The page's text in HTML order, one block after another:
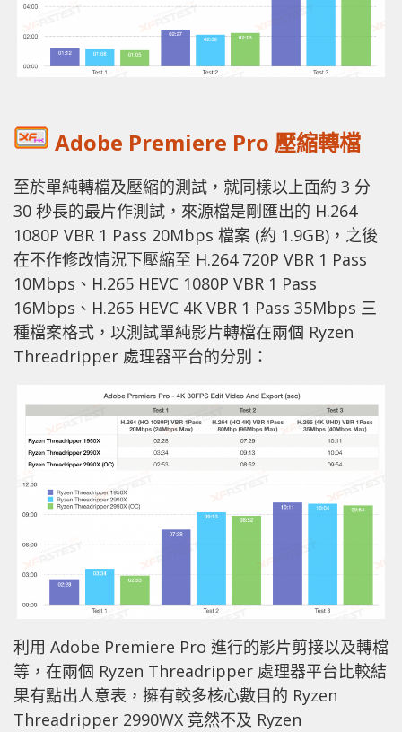
Adobe Premiere Pro 壓縮轉檔
至於單純轉檔及壓縮的測試，就同樣以上面約 3 分
30 秒長的最片作測試，來源檔是剛匯出的 H.264
1080P VBR 1 Pass 20Mbps 檔案 (約 1.9GB)，之後
在不作修改情況下壓縮至 H.264 720P VBR 1 Pass
10Mbps、H.265 HEVC 1080P VBR 1 Pass
16Mbps、H.265 HEVC 4K VBR 1 Pass 35Mbps 三
種檔案格式，以測試單純影片轉檔在兩個 Ryzen
Threadripper 處理器平台的分別：
利用 Adobe Premiere Pro 進行的影片剪接以及轉檔
等，在兩個 Ryzen Threadripper 處理器平台比較結
果有點出人意表，擁有較多核心數目的 Ryzen
Threadripper 2990WX 竟然不及 Ryzen